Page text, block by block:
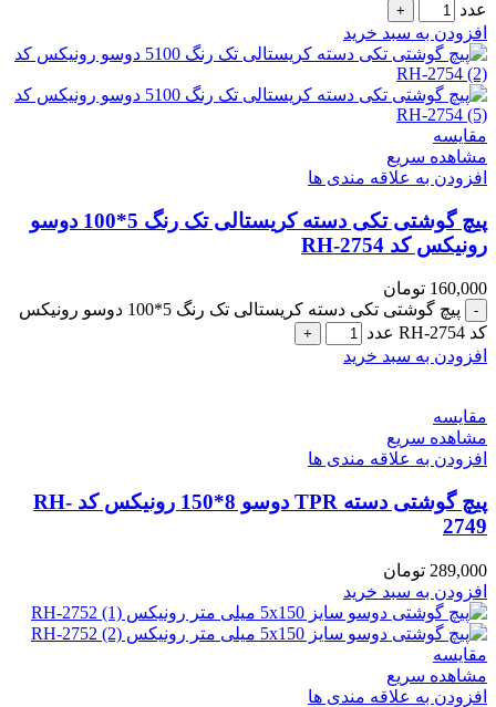
عدد
افزودن به سبد خرید
مقایسه
مشاهده سریع
افزودن به علاقه مندی ها
پیچ گوشتی تکی دسته کریستالی تک رنگ 5*100 دوسو
رونیکس کد RH-2754
160,000 تومان
پیچ گوشتی تکی دسته کریستالی تک رنگ 5*100 دوسو رونیکس
کد RH-2754 عدد
افزودن به سبد خرید
مقایسه
مشاهده سریع
افزودن به علاقه مندی ها
پیچ گوشتی دسته TPR دوسو 8*150 رونیکس کد RH-
2749
289,000 تومان
افزودن به سبد خرید
مقایسه
مشاهده سریع
افزودن به علاقه مندی ها